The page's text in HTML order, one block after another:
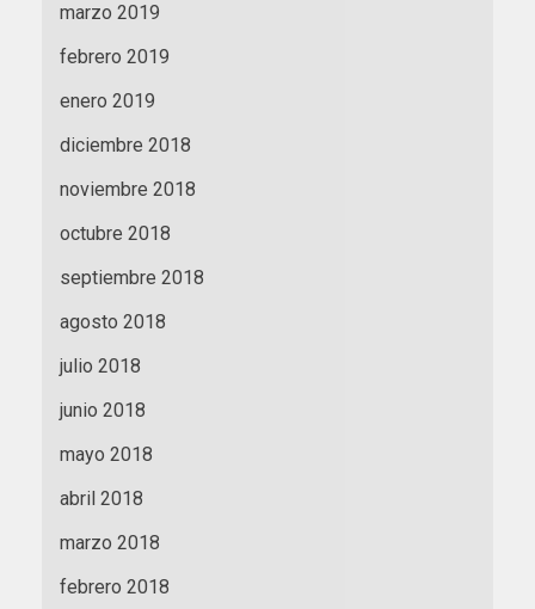
marzo 2019
febrero 2019
enero 2019
diciembre 2018
noviembre 2018
octubre 2018
septiembre 2018
agosto 2018
julio 2018
junio 2018
mayo 2018
abril 2018
marzo 2018
febrero 2018